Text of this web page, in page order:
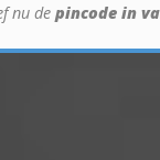
nu de pincode in